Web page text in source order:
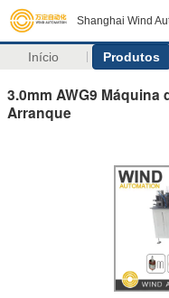
Shanghai Wind
Início Produtos
3.0mm AWG9
Arranque